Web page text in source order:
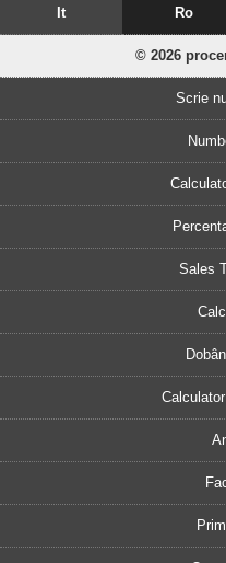
It Ro
© 2026
Scrie
Sales